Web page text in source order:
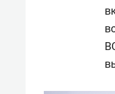
Оставить
строят